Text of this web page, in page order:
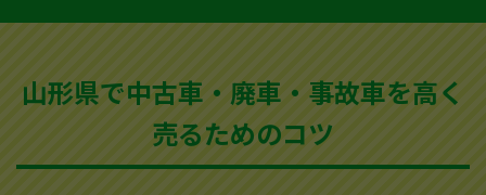
買取可能です。
ソコカラは世界１１０か国に独自の販売ネットワーク
を持ち、国内に自社物流網、自社ヤードをもっている
山形県で中古車・廃車・事故車を高く
売るためのコツ